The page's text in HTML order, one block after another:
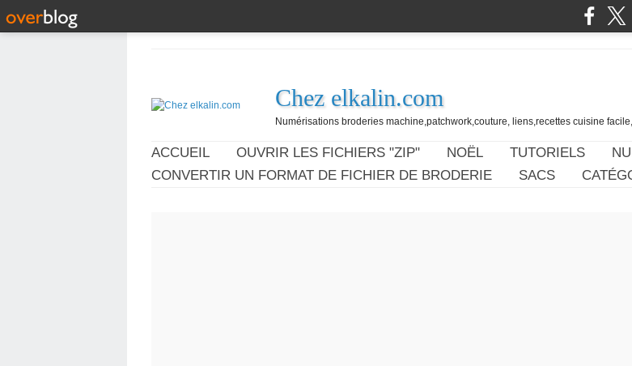
Chez elkalin.com
Numérisations broderies machine,patchwork,couture, liens,recettes cuisine
ACCUEIL OUVRIR LES FICHIERS "ZIP" NOËL TUTORIELS
CONVERTIR UN FORMAT DE FICHIER DE BRODERIE
SACS